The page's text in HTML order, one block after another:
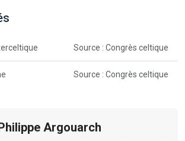
Source : Congrès celtique
Source : Congrès celtique
Argouarch